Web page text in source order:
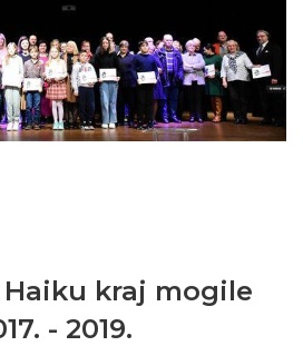
kraj mogile
- 2019.